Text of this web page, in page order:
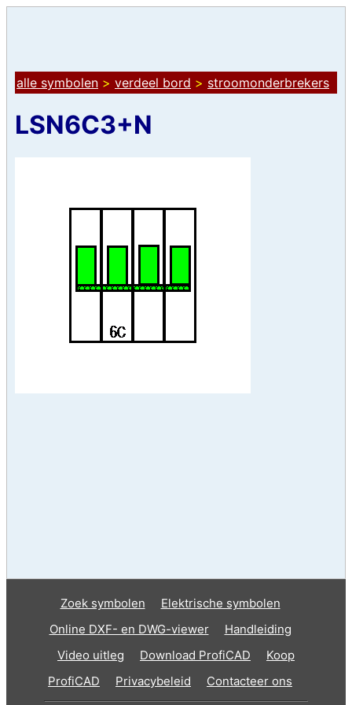
alle symbolen > verdeel bord > stroomonderbrekers
LSN6C3+N
Zoek symbolen
Elektrische symbolen
Online DXF- en DWG-viewer
Handleiding
Video uitleg
Download ProfiCAD
Koop
ProfiCAD
Privacybeleid Contacteer ons